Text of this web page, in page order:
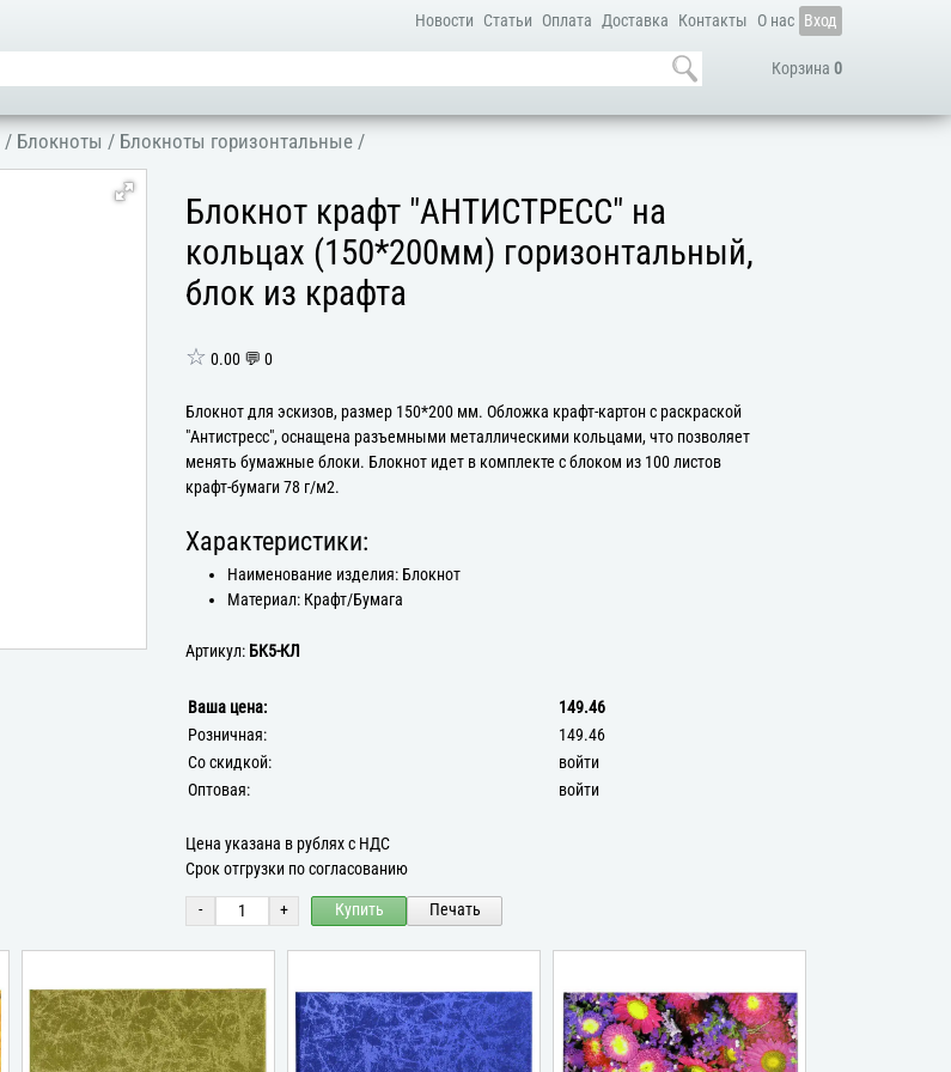
Новости Статьи Оплата Доставка Контакты О нас Вход
Корзина 0
/ Блокноты / Блокноты горизонтальные /
Блокнот крафт "АНТИСТРЕСС" на
кольцах (150*200мм) горизонтальный,
блок из крафта
☆ 0.00 💬 0
Блокнот для эскизов, размер 150*200 мм. Обложка крафт-картон с раскраской
"Антистресс", оснащена разъемными металлическими кольцами, что позволяет
менять бумажные блоки. Блокнот идет в комплекте с блоком из 100 листов
крафт-бумаги 78 г/м2.
Характеристики:
Наименование изделия: Блокнот
Материал: Крафт/Бумага
Артикул: БК5-КЛ
Ваша цена:
149.46
Розничная:
149.46
Со скидкой:
войти
Оптовая:
войти
Цена указана в рублях с НДС
Срок отгрузки по согласованию
- + Купить Печать